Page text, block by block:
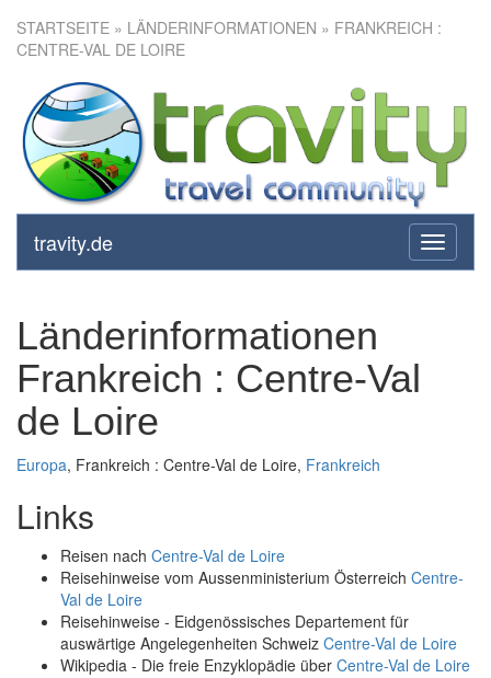
STARTSEITE » LÄNDERINFORMATIONEN » FRANKREICH :
CENTRE-VAL DE LOIRE
toggle
travity.de
Länderinformationen
Frankreich : Centre-Val
de Loire
Europa, Frankreich : Centre-Val de Loire, Frankreich
Links
Reisen nach Centre-Val de Loire
Reisehinweise vom Aussenministerium Österreich Centre-
Val de Loire
Reisehinweise - Eidgenössisches Departement für
auswärtige Angelegenheiten Schweiz Centre-Val de Loire
Wikipedia - Die freie Enzyklopädie über Centre-Val de Loire